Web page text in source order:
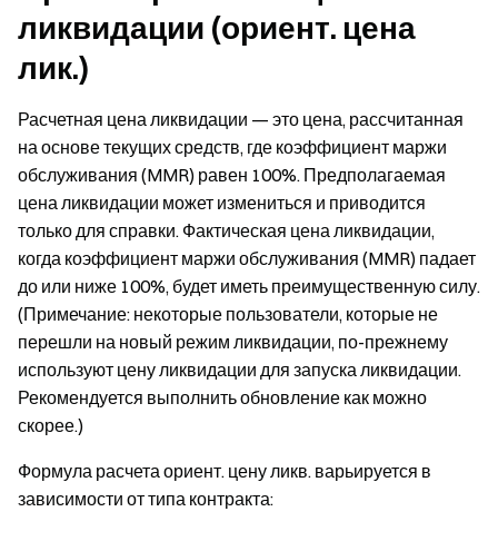
ликвидации (ориент. цена
лик.)
Расчетная цена ликвидации — это цена, рассчитанная
на основе текущих средств, где коэффициент маржи
обслуживания (MMR) равен 100%. Предполагаемая
цена ликвидации может измениться и приводится
только для справки. Фактическая цена ликвидации,
когда коэффициент маржи обслуживания (MMR) падает
до или ниже 100%, будет иметь преимущественную силу.
(Примечание: некоторые пользователи, которые не
перешли на новый режим ликвидации, по-прежнему
используют цену ликвидации для запуска ликвидации.
Рекомендуется выполнить обновление как можно
скорее.)
Формула расчета ориент. цену ликв. варьируется в
зависимости от типа контракта: